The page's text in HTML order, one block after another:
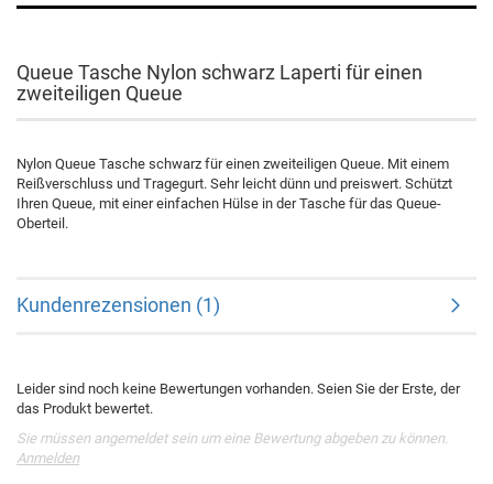
Queue Tasche Nylon schwarz Laperti für einen
zweiteiligen Queue
Nylon Queue Tasche schwarz für einen zweiteiligen Queue. Mit einem
Reißverschluss und Tragegurt. Sehr leicht dünn und preiswert. Schützt
Ihren Queue, mit einer einfachen Hülse in der Tasche für das Queue-
Oberteil.
Kundenrezensionen (1)
Leider sind noch keine Bewertungen vorhanden. Seien Sie der Erste, der
das Produkt bewertet.
Sie müssen angemeldet sein um eine Bewertung abgeben zu können.
Anmelden